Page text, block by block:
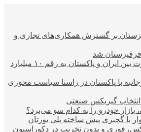
بر گسترش همکاری‌های تجاری و
شد
افزایش حجم تجارت بین ایران و پاکستان به رقم ۱۰ میلیارد
با پاکستان در راستا سیاست محوری
گیربکس صنعتی
بازار خودرو را به کدام سو می‌برد؟
با گچبری پیش ساخته پلی یورتان
فوری و بدون تخریب در دکوراسیون